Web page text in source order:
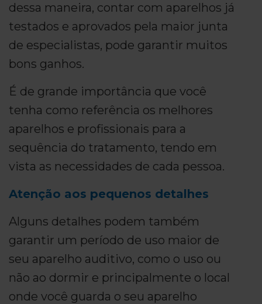
dessa maneira, contar com aparelhos já
testados e aprovados pela maior junta
de especialistas, pode garantir muitos
bons ganhos.
É de grande importância que você
tenha como referência os melhores
aparelhos e profissionais para a
sequência do tratamento, tendo em
vista as necessidades de cada pessoa.
Atenção aos pequenos detalhes
Alguns detalhes podem também
garantir um período de uso maior de
seu aparelho auditivo, como o uso ou
não ao dormir e principalmente o local
onde você guarda o seu aparelho